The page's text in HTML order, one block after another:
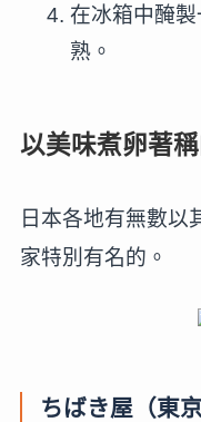
在冰箱中醃
熟。
以美味煮卵著
日本各地有無數以
家特別有名的。
ちばき屋（東京